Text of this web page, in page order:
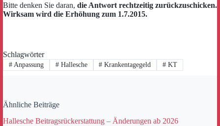
Bitte denken Sie daran, die Antwort rechtzeitig zurückzuschicken.
Wirksam wird die Erhöhung zum 1.7.2015.
Schlagwörter
#Anpassung #Hallesche # Krankentagegeld # KT
Ähnliche Beiträge
Hallesche Beitragsrückerstattung – Änderungen ab 2026